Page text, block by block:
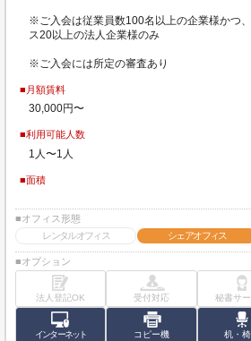
※ご入会は従業員数100名以上の企業様かつ
ス20以上の法人企業様のみ
※ご入会には所定の審査あり
■月額賃料
30,000円〜
■利用可能人数
1人〜1人
■面積
■オフィス形態
レンタルオフィス
シェアオフィス
■オプション
法人登記OK 受付対応 秘書サ
インターネット コピー機 机・